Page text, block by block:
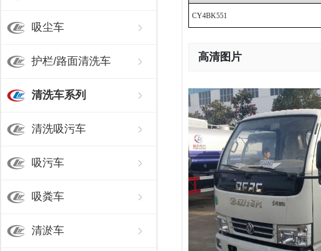
吸尘车
护栏/路面清洗车
清洗车系列
清洗吸污车
吸污车
吸粪车
清淤车
CY4BK551
高清图片